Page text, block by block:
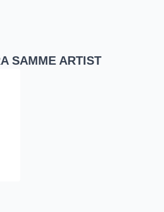
SAMME ARTIST